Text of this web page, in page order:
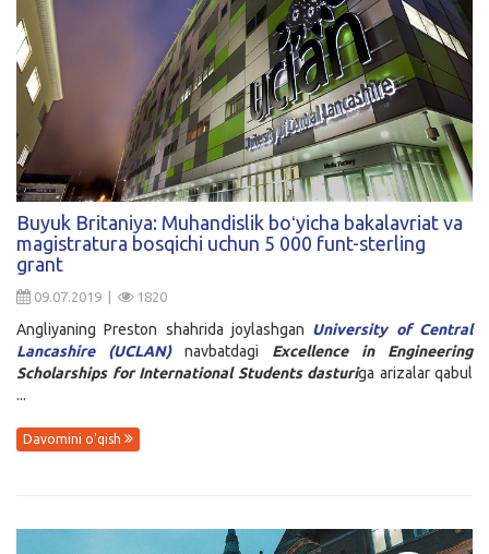
Buyuk Britaniya: Muhandislik boʻyicha bakalavriat va
magistratura bosqichi uchun 5 000 funt-sterling
grant
09.07.2019 | 1820
Angliyaning Preston shahrida joylashgan University of Central
Lancashire (UCLAN)navbatdagi Excellence in Engineering
Scholarships for International Students dasturiga arizalar qabul
...
Davomini o'qish